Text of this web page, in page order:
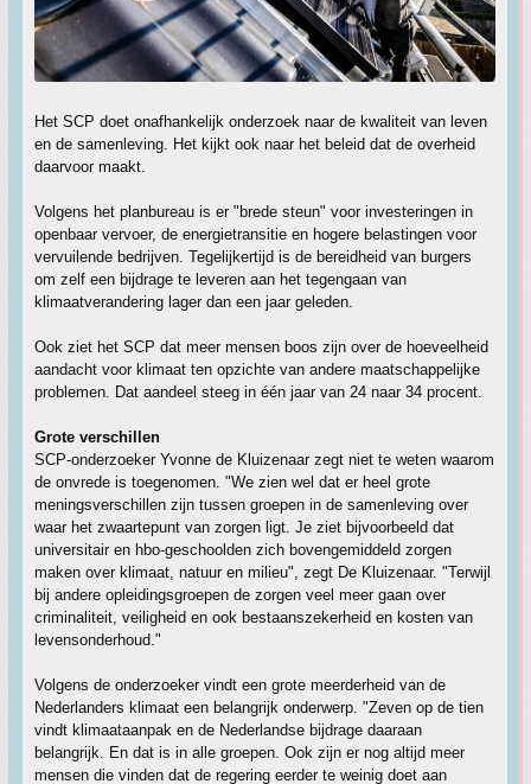
Het SCP doet onafhankelijk onderzoek naar de kwaliteit van leven
en de samenleving. Het kijkt ook naar het beleid dat de overheid
daarvoor maakt.
Volgens het planbureau is er "brede steun" voor investeringen in
openbaar vervoer, de energietransitie en hogere belastingen voor
vervuilende bedrijven. Tegelijkertijd is de bereidheid van burgers
om zelf een bijdrage te leveren aan het tegengaan van
klimaatverandering lager dan een jaar geleden.
Ook ziet het SCP dat meer mensen boos zijn over de hoeveelheid
aandacht voor klimaat ten opzichte van andere maatschappelijke
problemen. Dat aandeel steeg in één jaar van 24 naar 34 procent.
Grote verschillen
SCP-onderzoeker Yvonne de Kluizenaar zegt niet te weten waarom
de onvrede is toegenomen. "We zien wel dat er heel grote
meningsverschillen zijn tussen groepen in de samenleving over
waar het zwaartepunt van zorgen ligt. Je ziet bijvoorbeeld dat
universitair en hbo-geschoolden zich bovengemiddeld zorgen
maken over klimaat, natuur en milieu", zegt De Kluizenaar. "Terwijl
bij andere opleidingsgroepen de zorgen veel meer gaan over
criminaliteit, veiligheid en ook bestaanszekerheid en kosten van
levensonderhoud."
Volgens de onderzoeker vindt een grote meerderheid van de
Nederlanders klimaat een belangrijk onderwerp. "Zeven op de tien
vindt klimaataanpak en de Nederlandse bijdrage daaraan
belangrijk. En dat is in alle groepen. Ook zijn er nog altijd meer
mensen die vinden dat de regering eerder te weinig doet aan